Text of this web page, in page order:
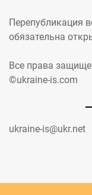
Перепубликация
обязательна
Все права
©ukraine-is.com
ukraine-is@ukr.net